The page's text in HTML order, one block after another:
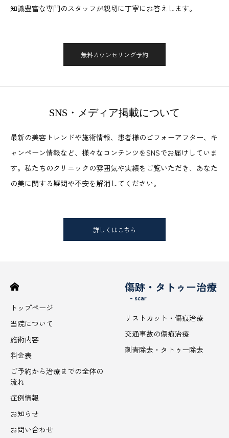
知識豊富な専門のスタッフが親切に丁寧にお答えします。
無料カウンセリング予約
SNS・メディア掲載について
最新の美容トレンドや施術情報、患者様のビフォーアフター、キ
ャンペーン情報など、様々なコンテンツをSNSでお届けしていま
す。私たちのクリニックの雰囲気や実績をご覧いただき、あなた
の美に関する疑問や不安を解消してください。
詳しくはこちら
トップページ
当院について
施術内容
料金表
ご予約から治療までの全体の
流れ
症例情報
お知らせ
お問い合わせ
傷跡・タトゥー治療
- scar
リストカット・傷痕治療
交通事故の傷痕治療
刺青除去・タトゥー除去